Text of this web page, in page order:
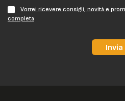
Vorrei ricevere consigli, novità e
completa
Invia